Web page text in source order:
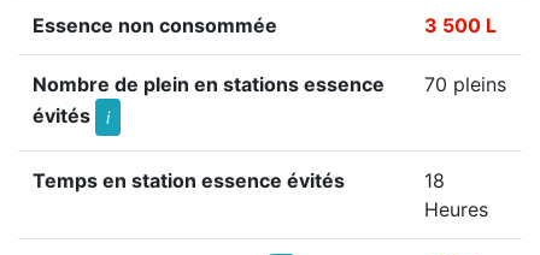
Essence non consommée 3 500 L
Nombre de plein en stations essence
évités
i
70 pleins
Temps en station essence évités
18
Heures